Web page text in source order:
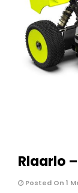
Rlaarlo
Posted On 1